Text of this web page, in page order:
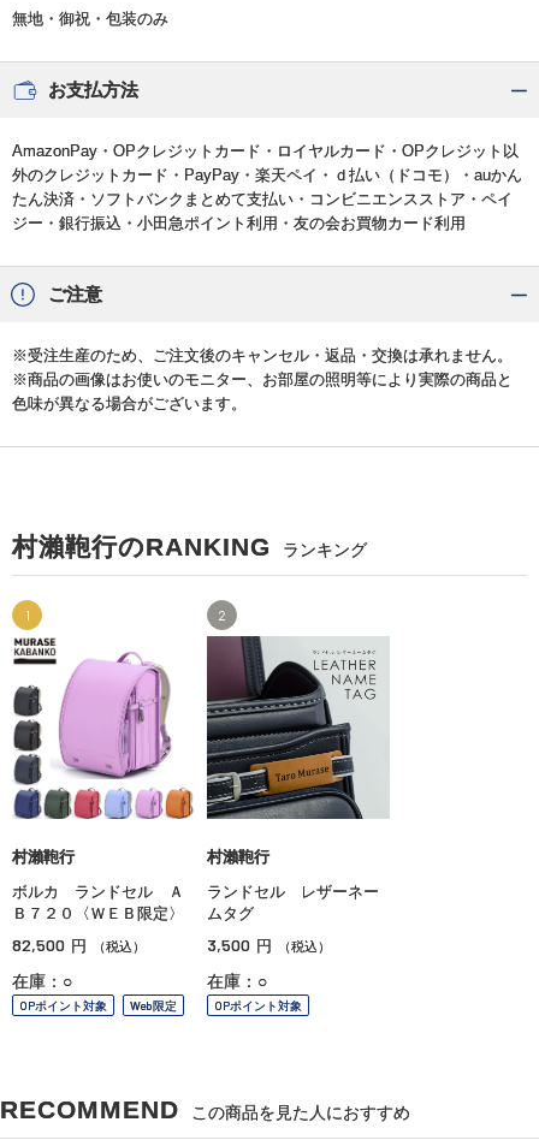
無地・御祝・包装のみ
お支払方法
AmazonPay・OPクレジットカード・ロイヤルカード・OPクレジット以
外のクレジットカード・PayPay・楽天ペイ・ｄ払い（ドコモ）・auかん
たん決済・ソフトバンクまとめて支払い・コンビニエンスストア・ペイ
ジー・銀行振込・小田急ポイント利用・友の会お買物カード利用
ご注意
※受注生産のため、ご注文後のキャンセル・返品・交換は承れません。
※商品の画像はお使いのモニター、お部屋の照明等により実際の商品と
色味が異なる場合がございます。
村瀨鞄行のRANKING ランキング
1
村瀨鞄行
ボルカ ランドセル Ａ
Ｂ７２０〈ＷＥＢ限定〉
82,500 円 （税込）
在庫：○
OPポイント対象 Web限定
2
村瀨鞄行
ランドセル レザーネー
ムタグ
3,500 円 （税込）
在庫：○
OPポイント対象
RECOMMEND この商品を見た人におすすめ